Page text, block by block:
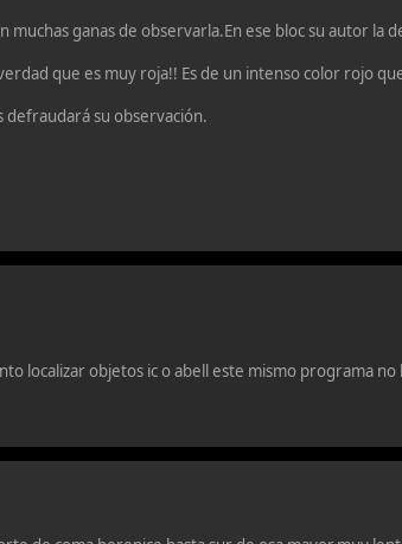
ganas de observarla.En ese bloc su autor la
que es muy roja!! Es de un intenso color rojo
defraudará su observación.
localizar objetos ic o abell este mismo programa no